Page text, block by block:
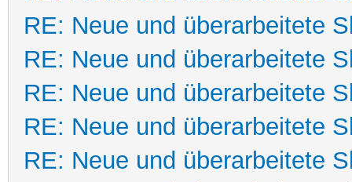
RE: Neue und überarbeitete
RE: Neue und überarbeitete
RE: Neue und überarbeitete
RE: Neue und überarbeitete
RE: Neue und überarbeitete